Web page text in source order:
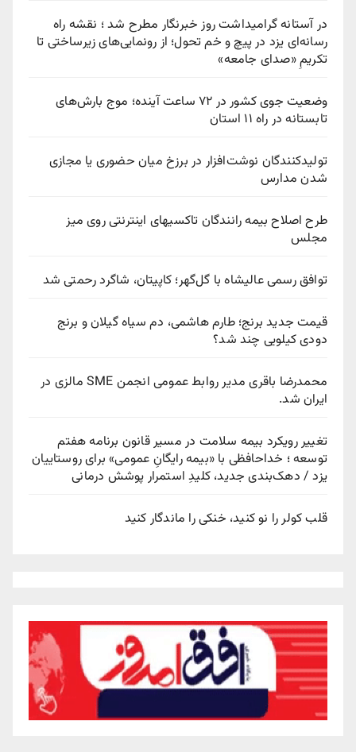
در آستانه گرامیداشت روز خبرنگار مطرح شد ؛ نقشه راه
رسانه‌ای یزد در پیچ‌ و خم تحول؛ از رونمایی‌های زیرساختی تا
تکریمِ «صدای جامعه»
وضعیت جوی کشور در ۷۲ ساعت آینده؛ موج بارش‌های
تابستانه در راه ۱۱ استان
تولیدکنندگان نوشت‌افزار در برزخ میان حضوری یا مجازی
شدن مدارس
طرح اصلاح بیمه رانندگان تاکسیهای اینترنتی روی میز
مجلس
توافق رسمی عالیشاه با گل‌گهر؛ کاپیتان، شاگرد رحمتی شد
قیمت جدید برنج؛ طارم هاشمی، دم سیاه گیلان و برنج
دودی کیلویی چند شد؟
محمدرضا باقری مدیر روابط عمومی انجمن SME مالزی در
ایران شد.
تغییر رویکرد بیمه سلامت در مسیر قانون برنامه هفتم
توسعه ؛ خداحافظی با «بیمه رایگانِ عمومی» برای روستاییان
یزد / دهک‌بندی جدید، کلیدِ استمرار پوشش درمانی
قلب کولر را نو کنید، خنکی را ماندگار کنید